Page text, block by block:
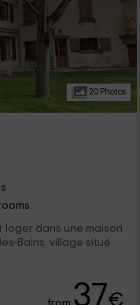
20 Photos
dans une maison
Bains, village situé
37€